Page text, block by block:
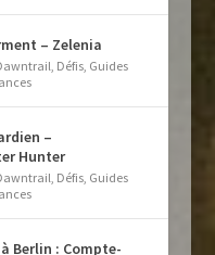
– Zelenia
, Défis, Guides
–
Hunter
, Défis, Guides
Berlin : Compte-